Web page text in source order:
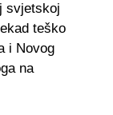
svjetskoj
teško
i Novog
na